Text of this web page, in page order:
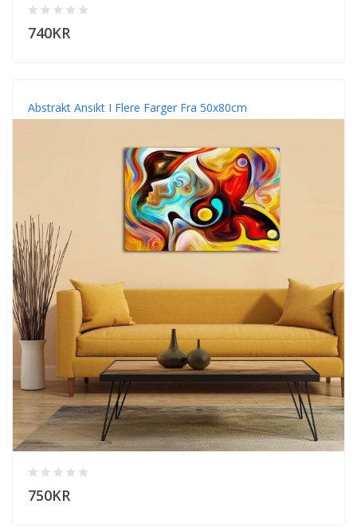
740KR
Abstrakt Ansikt I Flere Farger Fra 50x80cm
750KR